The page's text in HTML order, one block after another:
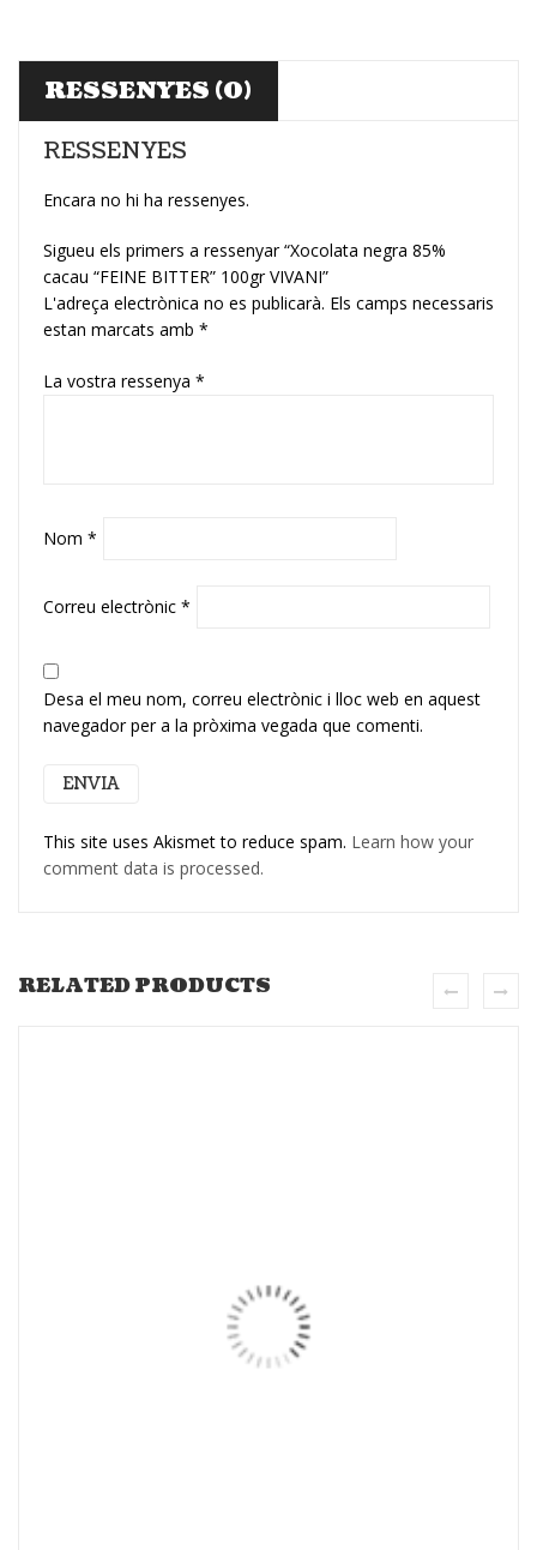
RESSENYES (0)
RESSENYES
Encara no hi ha ressenyes.
Sigueu els primers a ressenyar “Xocolata negra 85%
cacau “FEINE BITTER” 100gr VIVANI”
L'adreça electrònica no es publicarà. Els camps necessaris
estan marcats amb *
La vostra ressenya *
Nom *
Correu electrònic *
Desa el meu nom, correu electrònic i lloc web en aquest
navegador per a la pròxima vegada que comenti.
This site uses Akismet to reduce spam. Learn how your
comment data is processed.
RELATED PRODUCTS